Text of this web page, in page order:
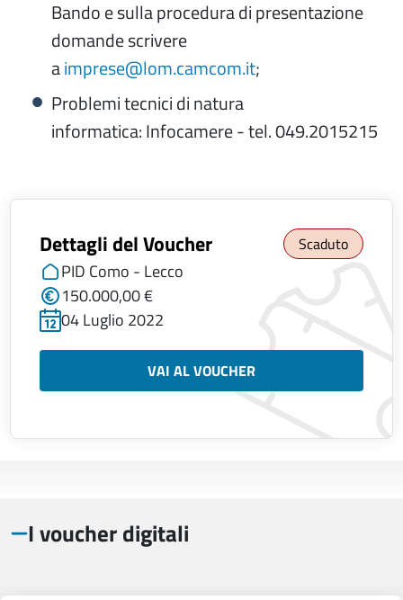
Bando e sulla procedura di presentazione
domande scrivere
aimprese@lom.camcom.it;
Problemi tecnici di natura
informatica: Infocamere - tel. 049.2015215
Dettagli del Voucher Scaduto
PID Como - Lecco
150.000,00 €
04 Luglio 2022
VAI AL VOUCHER
I voucher digitali